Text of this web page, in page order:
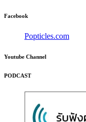
Facebook
Popticles.com
Youtube Channel
PODCAST